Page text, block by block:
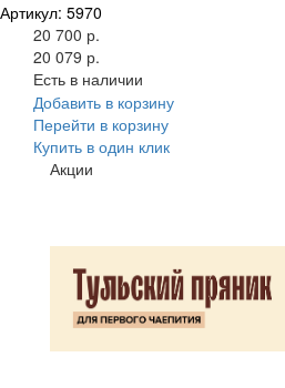
Артикул: 5970
20 700 р.
20 079 р.
Есть в наличии
Добавить в корзину
Перейти в корзину
Купить в один клик
Акции